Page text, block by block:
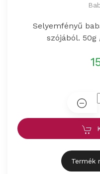
Selyemfényű
szójából. 50g
Termék